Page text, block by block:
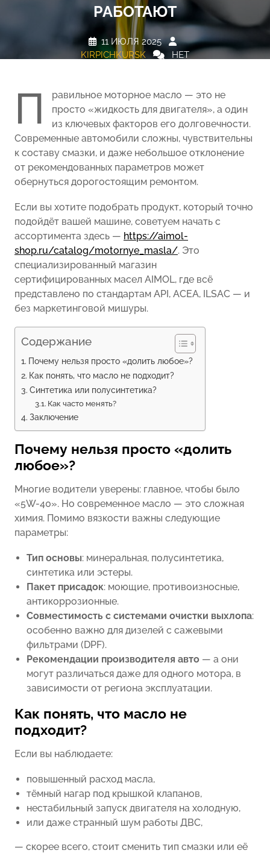
РАБОТАЮТ
11 ИЮЛЯ 2025
KIRPICHKURSK
НЕТ
П
равильное моторное масло — это не
просто «жидкость для двигателя», а один
из ключевых факторов его долговечности.
Современные автомобили сложны, чувствительны
к составу смазки, и даже небольшое отклонение
от рекомендованных параметров может
обернуться дорогостоящим ремонтом.
Если вы хотите подобрать продукт, который точно
подойдёт вашей машине, советуем начать с
ассортимента здесь — https://aimol-
shop.ru/catalog/motornye_masla/. Это
специализированный магазин
сертифицированных масел AIMOL, где всё
представлено по стандартам API, ACEA, ILSAC — и
без маркетинговой мишуры.
Содержание
Почему нельзя просто «долить любое»?
Как понять, что масло не подходит?
Синтетика или полусинтетика?
Как часто менять?
Заключение
Почему нельзя просто «долить
любое»?
Многие водители уверены: главное, чтобы было
«5W-40». Но современное масло — это сложная
химия. Помимо вязкости важны следующие
параметры:
Тип основы: минеральная, полусинтетика,
синтетика или эстеры.
Пакет присадок: моющие, противоизносные,
антикоррозионные.
Совместимость с системами очистки выхлопа:
особенно важно для дизелей с сажевыми
фильтрами (DPF).
Рекомендации производителя авто — а они
могут различаться даже для одного мотора, в
зависимости от региона эксплуатации.
Как понять, что масло не
подходит?
Если вы наблюдаете:
повышенный расход масла,
тёмный нагар под крышкой клапанов,
нестабильный запуск двигателя на холодную,
или даже странный шум работы ДВС,
— скорее всего, стоит сменить тип смазки или её